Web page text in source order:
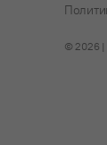
© 2026 |